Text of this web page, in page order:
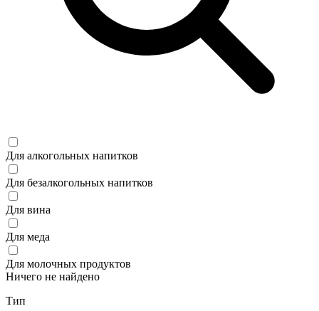
Для алкогольных напитков
Для безалкогольных напитков
Для вина
Для меда
Для молочных продуктов
Ничего не найдено
Тип